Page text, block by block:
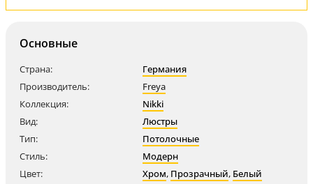
Основные
Страна:
Германия
Производитель:
Freya
Коллекция:
Nikki
Вид:
Люстры
Тип:
Потолочные
Стиль:
Модерн
Цвет:
Хром, Прозрачный, Белый